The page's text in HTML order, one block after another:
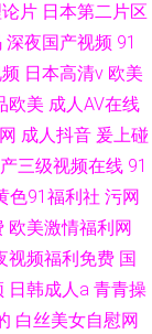
片 日本第二片区
深夜国产视频 91
日本高清v 欧美
欧美 成人AV在线
成人抖音 爰上碰
三级视频在线 91
色91福利社 污网
欧美激情福利网
视频福利免费 国
日韩成人a 青青操
白丝美女自慰网